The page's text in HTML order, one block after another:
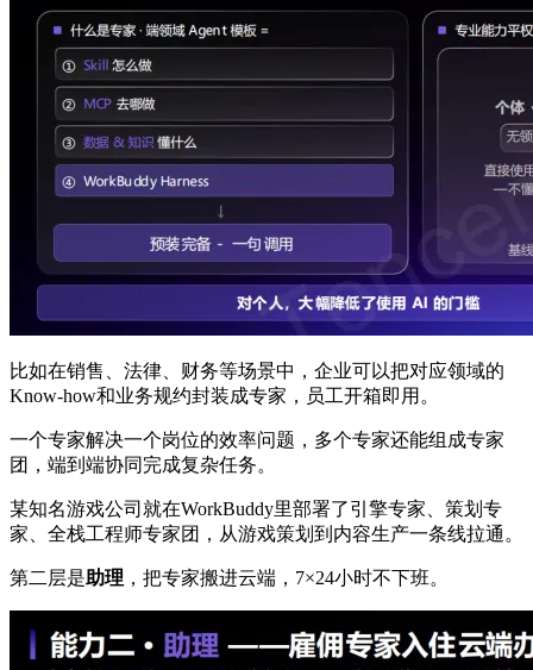
比如在销售、法律、财务等场景中，企业可以把对应领域的
Know-how和业务规约封装成专家，员工开箱即用。
一个专家解决一个岗位的效率问题，多个专家还能组成专家
团，端到端协同完成复杂任务。
某知名游戏公司就在WorkBuddy里部署了引擎专家、策划专
家、全栈工程师专家团，从游戏策划到内容生产一条线拉通。
第二层是助理 ，把专家搬进云端，7×24小时不下班。